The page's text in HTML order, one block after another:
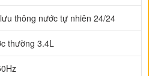
thông nước tự nhiên 24/24
thường 3.4L